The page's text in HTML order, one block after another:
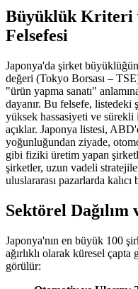
Büyüklük Kriteri
Felsefesi
Japonya'da şirket
değeri (Tokyo Borsası –
"ürün yapma sanatı"
dayanır. Bu felsefe, listedeki
yüksek hassasiyeti ve sürekli
açıklar. Japonya listesi,
yoğunluğundan ziyade,
gibi fiziki üretim yapan
şirketler, uzun vadeli
uluslararası pazarlarda kalıcı
Sektörel
Japonya'nın en büyük 100
ağırlıklı olarak küresel çapta
görülür: